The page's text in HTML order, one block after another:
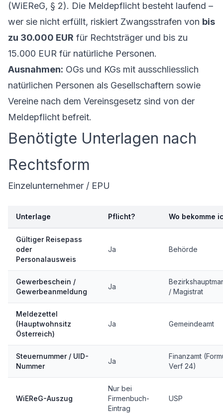
(WiEReG, § 2). Die Meldepflicht besteht laufend –
wer sie nicht erfüllt, riskiert Zwangsstrafen von bis
zu 30.000 EUR für Rechtsträger und bis zu
15.000 EUR für natürliche Personen.
Ausnahmen: OGs und KGs mit ausschliesslich
natürlichen Personen als Gesellschaftern sowie
Vereine nach dem Vereinsgesetz sind von der
Meldepflicht befreit.
Benötigte Unterlagen nach
Rechtsform
Einzelunternehmer / EPU
Unterlage Pflicht? Wo bekomme
Gültiger Reisepass
oder
Personalausweis
Ja Behörde
Gewerbeschein /
Gewerbeanmeldung
Ja
/ Magistrat
Meldezettel
(Hauptwohnsitz
Österreich)
Ja Gemeindeamt
Steuernummer / UID-
Nummer
Ja
Finanzamt
Verf 24)
WiEReG-Auszug
Nur bei
Firmenbuch-
Eintrag
USP